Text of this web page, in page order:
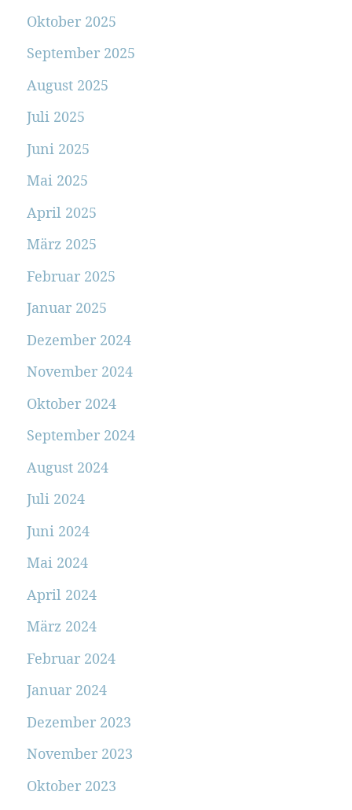
Oktober 2025
September 2025
August 2025
Juli 2025
Juni 2025
Mai 2025
April 2025
März 2025
Februar 2025
Januar 2025
Dezember 2024
November 2024
Oktober 2024
September 2024
August 2024
Juli 2024
Juni 2024
Mai 2024
April 2024
März 2024
Februar 2024
Januar 2024
Dezember 2023
November 2023
Oktober 2023